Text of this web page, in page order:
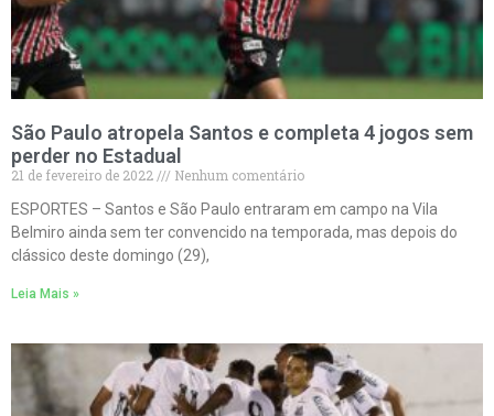
São Paulo atropela Santos e completa 4 jogos sem
perder no Estadual
21 de fevereiro de 2022
Nenhum comentário
ESPORTES – Santos e São Paulo entraram em campo na Vila
Belmiro ainda sem ter convencido na temporada, mas depois do
clássico deste domingo (29),
Leia Mais »